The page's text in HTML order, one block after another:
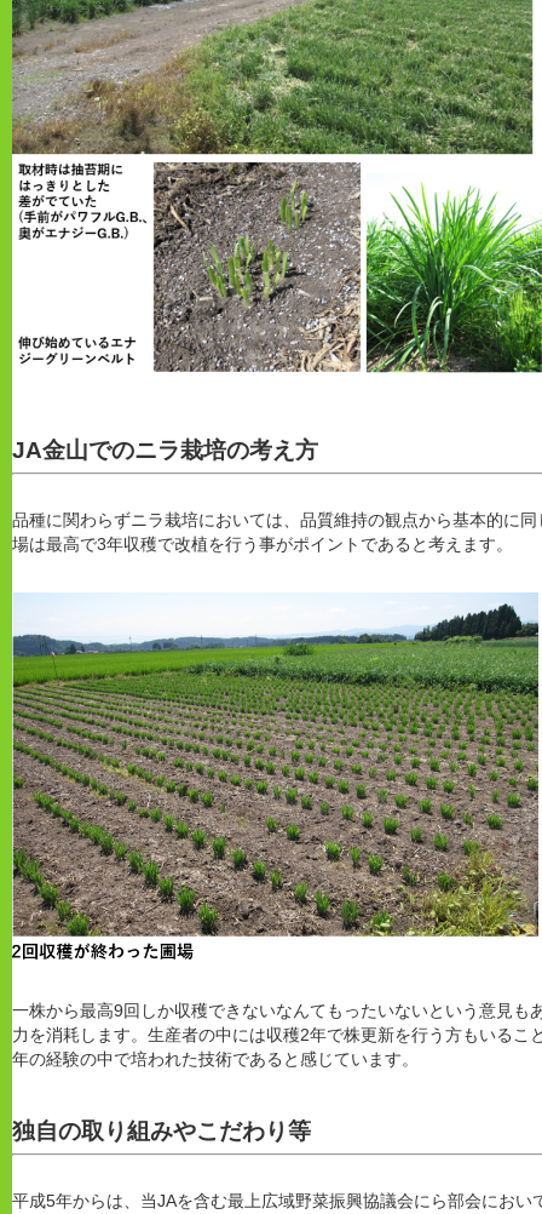
JA金山でのニラ栽培の考え方
品種に関わらずニラ栽培においては、品質維持の観点から基本的に
場は最高で3年収穫で改植を行う事がポイントであると考えます。
一株から最高9回しか収穫できないなんてもったいないという意見も
力を消耗します。生産者の中には収穫2年で株更新を行う方もいるこ
年の経験の中で培われた技術であると感じています。
独自の取り組みやこだわり等
平成5年からは、当JAを含む最上広域野菜振興協議会にら部会にお